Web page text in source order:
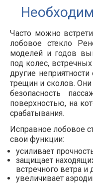
Часто можно
лобовое стекло
моделей и годов
под колес,
другие
трещин и сколов.
безопасность
поверхностью, на
срабатывания.
Исправное лобовое
свои функции:
усиливает
защищает
встречного ветра и
увеличивает